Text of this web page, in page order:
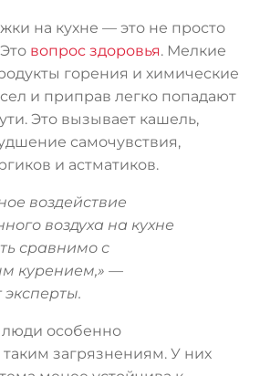
на кухне — это не просто
вопрос здоровья. Мелкие
горения и химические
и приправ легко попадают
Это вызывает кашель,
самочувствия,
и астматиков.
воздействие
воздуха на кухне
сравнимо с
курением,» —
особенно
таким загрязнениям. У них